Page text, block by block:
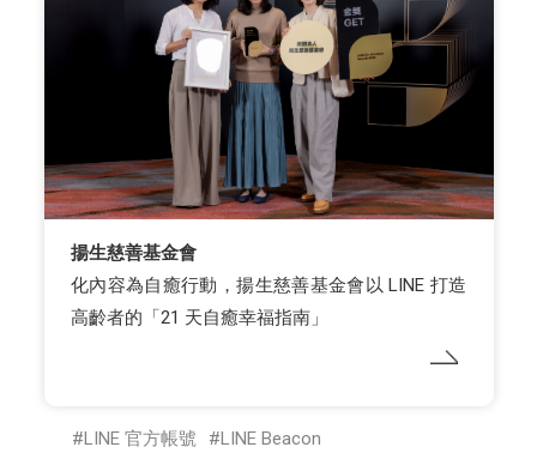
揚生慈善基金會
化內容為自癒行動，揚生慈善基金會以 LINE 打造
高齡者的「21 天自癒幸福指南」
LINE 官方帳號 LINE Beacon